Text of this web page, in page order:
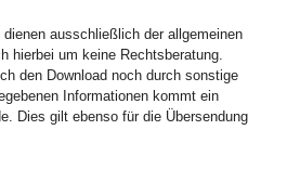
ausschließlich der allgemeinen
hierbei um keine Rechtsberatung.
den Download noch durch sonstige
Informationen kommt ein
Dies gilt ebenso für die Übersendung